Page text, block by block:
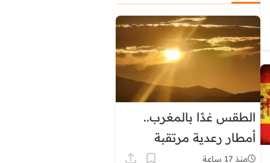
الطقس غدًا بالمغرب..
أمطار رعدية مرتقبة
وحرارة تصل إلى 45 درجة
منذ 17 ساعة